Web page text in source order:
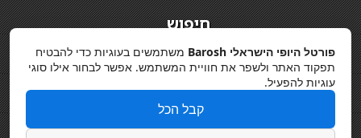
חיפוש
מדיניות פרטיות
פורטל היופי הישראלי Barosh
משתמשים בעוגיות כדי להבטיח
תפקוד האתר ולשפר את חוויית המשתמש. אפשר לבחור אילו סוגי
עוגיות להפעיל.
קבל הכל